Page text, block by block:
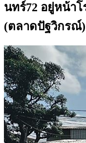
นทร์72 อยู่หน้าโ
(ตลาดปัฐวิกรณ์)